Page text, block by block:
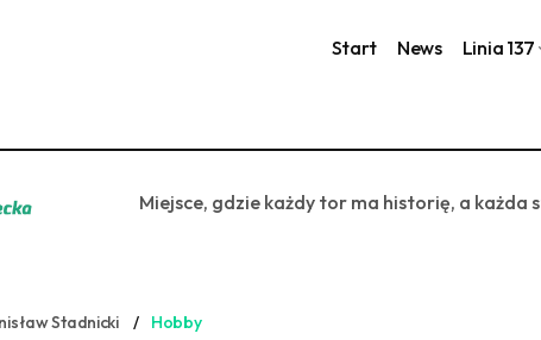
Start News Linia 137
Miejsce, gdzie każdy tor ma historię, a każda
Stadnicki Hobby